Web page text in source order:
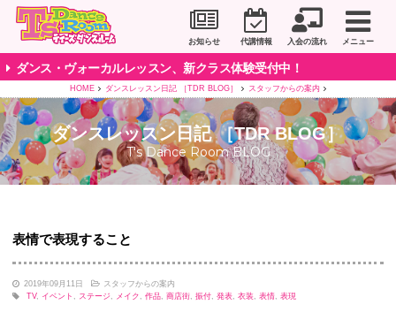
川崎市のダンススタジオ＆ボーカルスクール「
お知らせ 代講情報 入会の流れ メニュー
ダンス・ヴォーカルレッスン、新クラス体験受付中！
HOME ダンスレッスン日記 ［TDR BLOG］ スタッフからの案内
ダンスレッスン日記 ［TDR BLOG］
T's Dance Room BLOG
表情で表現すること
2019年09月11日
スタッフからの案内
TV, イベント ステージ, メイク 作品, 商店街, 振付, 発表, 衣装, 表情, 表現